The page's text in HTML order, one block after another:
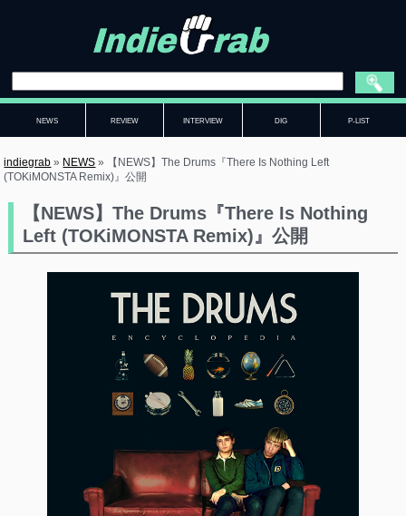
NEWS REVIEW INTERVIEW DIG P-LIST
indiegrab » NEWS »
【NEWS】The Drums『There Is Nothing Left
(TOKiMONSTA Remix)』公開
【NEWS】The Drums『There Is Nothing
Left (TOKiMONSTA Remix)』公開